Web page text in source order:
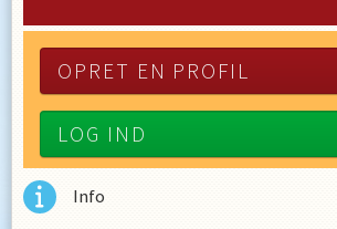
OPRET EN PROFIL
LOG IND
Info
Kastrup